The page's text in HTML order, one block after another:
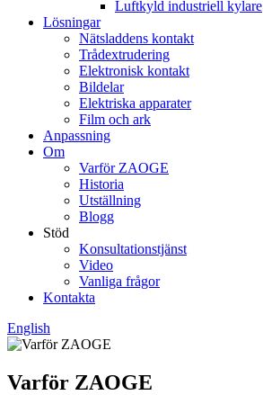
Luftkyld industriell kylare
Lösningar
Nätsladdens kontakt
Trådextrudering
Elektronisk kontakt
Bildelar
Elektriska apparater
Film och ark
Anpassning
Om
Varför ZAOGE
Historia
Utställning
Blogg
Stöd
Konsultationstjänst
Video
Vanliga frågor
Kontakta
English
Varför ZAOGE